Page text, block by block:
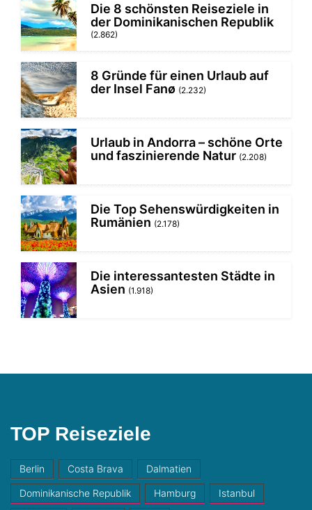
Die 8 schönsten Reiseziele in
der Dominikanischen Republik
(2.862)
8 Gründe für einen Urlaub auf
der Insel Fanø (2.232)
Urlaub in Andorra – schöne Orte
und faszinierende Natur (2.208)
Die Top Sehenswürdigkeiten in
Rumänien (2.178)
Die interessantesten Städte in
Asien (1.918)
TOP Reiseziele
Berlin Costa Brava Dalmatien
Dominikanische Republik Hamburg Istanbul